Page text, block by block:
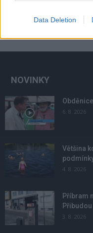
Data Deletion
policistů, záchranářů a...
NOVINKY
6. 8. 2026
Většina
4. 8. 2026
Příbram
3. 8. 2026